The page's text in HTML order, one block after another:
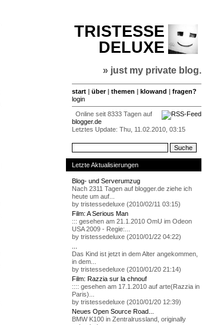
TRISTESSE
DELUXE
» just my private blog.
start | über| themen | klowand | fragen?
login
Online seit 8333 Tagen auf
blogger.de
Letztes Update: Thu, 11.02.2010, 03:15
Letzte Aktualisierungen
Blog- und Serverumzug
Nach 2311 Tagen auf blogger.de ziehe ich
heute um auf...
by tristessedeluxe (2010/02/11 03:15)
Film: A Serious Man
::: gesehen am 21.1.2010 OmU im Odeon
USA 2009 - Regie:...
by tristessedeluxe (2010/01/22 04:22)
Das Kind ist jetzt in dem Alter angekommen,
in dem...
by tristessedeluxe (2010/01/20 21:14)
Film: Razzia sur la chnouf
:::: gesehen am 17.1.2010 auf arte(Razzia in
Paris)...
by tristessedeluxe (2010/01/20 12:39)
Neues Open Source Road...
BMW K100 in Zentralrussland, originally